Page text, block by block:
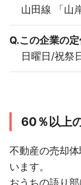
山田線 「山
Q.この企業の定
日曜日/祝祭
60％以上
不動産の売却
います。
おうちの語り